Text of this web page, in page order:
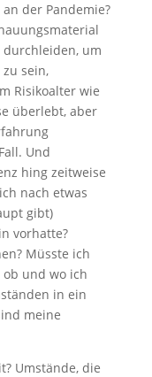
der Pandemie?
um
sein,
Risikoalter wie
überlebt, aber
Und
hing zeitweise
nach etwas
gibt)
vorhatte?
Müsste ich
und wo ich
in ein
meine
Umstände, die